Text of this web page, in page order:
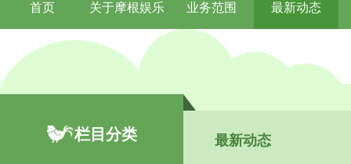
首页 关于摩根娱乐 业务范围 最新动态
栏目分类 最新动态